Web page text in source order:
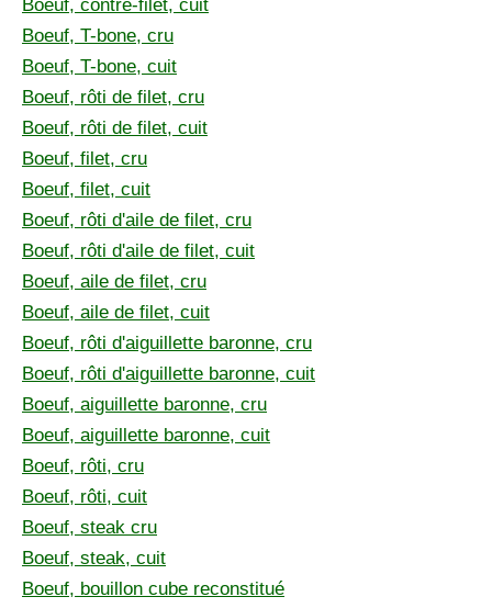
Boeuf, contre-filet, cuit
Boeuf, T-bone, cru
Boeuf, T-bone, cuit
Boeuf, rôti de filet, cru
Boeuf, rôti de filet, cuit
Boeuf, filet, cru
Boeuf, filet, cuit
Boeuf, rôti d'aile de filet, cru
Boeuf, rôti d'aile de filet, cuit
Boeuf, aile de filet, cru
Boeuf, aile de filet, cuit
Boeuf, rôti d'aiguillette baronne, cru
Boeuf, rôti d'aiguillette baronne, cuit
Boeuf, aiguillette baronne, cru
Boeuf, aiguillette baronne, cuit
Boeuf, rôti, cru
Boeuf, rôti, cuit
Boeuf, steak cru
Boeuf, steak, cuit
Boeuf, bouillon cube reconstitué